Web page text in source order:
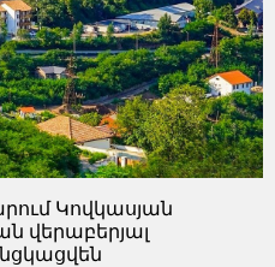
Կովկասյան
վերաբերյալ